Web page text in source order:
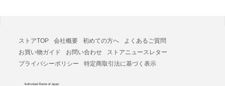
ストアTOP 会社概要 初めての方へ
よくあるご質問
お買い物ガイド
お問い合わせ
ストアニュースレター
プライバシーポリシー
特定商取引法に基づく表示